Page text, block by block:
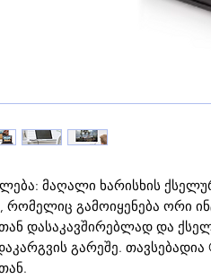
მაღალი ხარისხის
რომელიც გამოიყენება ორი
დასაკავშირებლად და
გარეშე. თავსებადია